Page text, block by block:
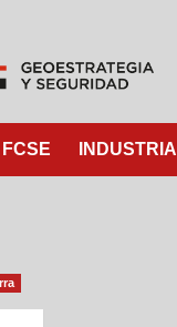
FCSE INDUSTRIA